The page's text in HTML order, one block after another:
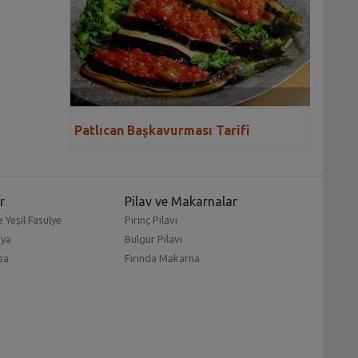
Patlıcan Başkavurması Tarifi
Yeşil Fasulye
Pilav ve Makarnalar
Pirinç Pilavı
Bulgur Pilavı
Fırında Makarna